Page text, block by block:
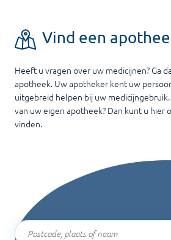
Vind een
Heeft u vragen over uw medicijnen? Ga
apotheek. Uw apotheker kent uw
uitgebreid helpen bij uw
van uw eigen apotheek? Dan kunt u hier
vinden.